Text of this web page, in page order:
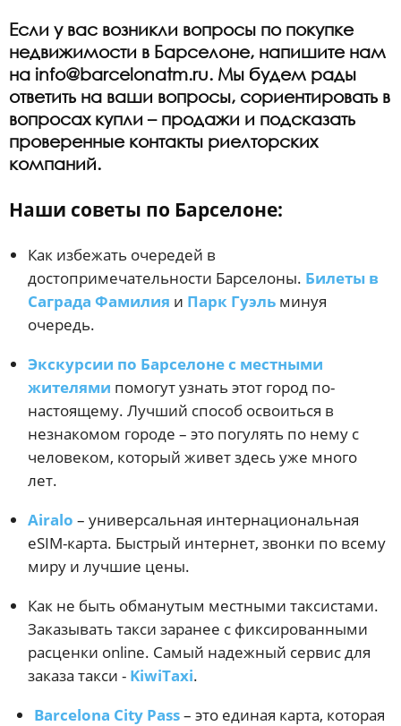
Если у вас возникли вопросы по покупке
недвижимости в Барселоне, напишите нам
на info@barcelonatm.ru. Мы будем рады
ответить на ваши вопросы, сориентировать в
вопросах купли – продажи и подсказать
проверенные контакты риелторских
компаний.
Наши советы по Барселоне:
Как избежать очередей в
достопримечательности Барселоны. Билеты в
Саграда Фамилия и Парк Гуэль минуя
очередь.
Экскурсии по Барселоне с местными
жителями помогут узнать этот город по-
настоящему. Лучший способ освоиться в
незнакомом городе – это погулять по нему с
человеком, который живет здесь уже много
лет.
Airalo – универсальная интернациональная
eSIM-карта. Быстрый интернет, звонки по всему
миру и лучшие цены.
Как не быть обманутым местными таксистами.
Заказывать такси заранее с фиксированными
расценки online. Самый надежный сервис для
заказа такси - KiwiTaxi.
Barcelona City Pass– это единая карта, которая